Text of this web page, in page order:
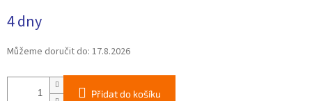
cena:
4 dny
Můžeme doručit do: 17.8.2026
Přidat do košíku